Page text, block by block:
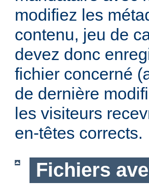
modifiez les
contenu, jeu de
devez donc
fichier concerné
de dernière
les visiteurs
en-têtes corrects.
Fichiers